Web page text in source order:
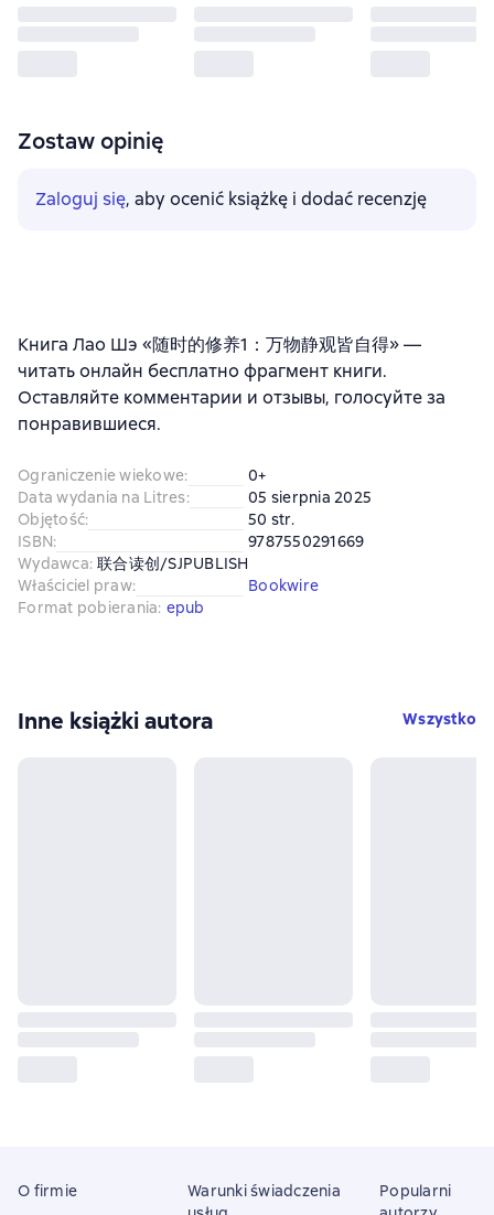
Zostaw opinię
Zaloguj się, aby ocenić książkę i dodać recenzję
Книга Лао Шэ «随时的修养1：万物静观皆自得» —
читать онлайн бесплатно фрагмент книги.
Оставляйте комментарии и отзывы, голосуйте за
понравившиеся.
Ograniczenie wiekowe:
0+
Data wydania na Litres:
05 sierpnia 2025
Objętość:
50 str.
ISBN:
9787550291669
Wydawca: 联合读创/SJPUBLISH
Właściciel praw:
Bookwire
Format pobierania: epub
Inne książki autora Wszystko
O firmie
Warunki świadczenia
Popularni